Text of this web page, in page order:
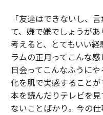
「友達はできないし、
て、嫌で嫌でしょうが
考えると、とてもいい
ラムの正月ってこんな
日会ってこんなふうに
化を肌で実感することが
本を読んだりテレビを
ないことばかり。今の仕